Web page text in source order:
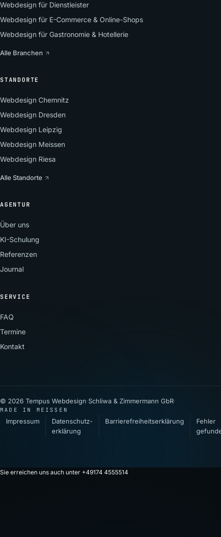
Webdesign für Dienstleister
Webdesign für E-Commerce & Online-Shops
Webdesign für Gastronomie & Hotellerie
Alle Branchen
STANDORTE
Webdesign Chemnitz
Webdesign Dresden
Webdesign Leipzig
Webdesign Meissen
Webdesign Riesa
Alle Standorte
AGENTUR
Über uns
KI-Schulung
Referenzen
Journal
SERVICE
FAQ
Termine
Kontakt
© 2026 Tempus Webdesign·Schliwa & Zimmermann GbR·
MADE IN MEISSEN
Impressum
Datenschutz­
erklärung
Barrierefreiheitserklärung
Fehler
Sie erreichen uns auch unter +49174 4555514